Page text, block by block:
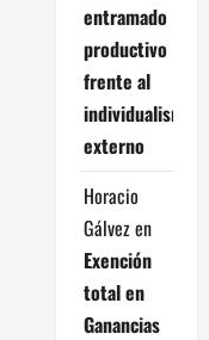
entramado
productivo
frente al
individualismo
externo
Horacio
Gálvezen
Exención
total en
Ganancias